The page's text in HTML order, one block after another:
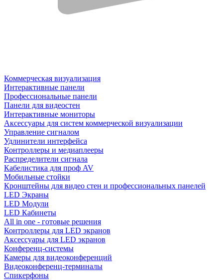
Коммерческая визуализация
Интерактивные панели
Профессиональные панели
Панели для видеостен
Интерактивные мониторы
Аксессуары для систем коммерческой визуализации
Управление сигналом
Удлинители интерфейса
Контроллеры и медиаплееры
Распределители сигнала
Кабелистика для проф AV
Мобильные стойки
Кронштейны для видео стен и профессиональных панелей
LED Экраны
LED Модули
LED Кабинеты
All in one - готовые решения
Контроллеры для LED экранов
Аксессуары для LED экранов
Конференц-системы
Камеры для видеоконференций
Видеоконференц-терминалы
Спикерфоны